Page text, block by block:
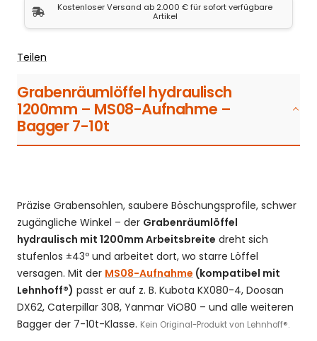
Kostenloser Versand ab 2.000 € für sofort verfügbare
Artikel
Teilen
Grabenräumlöffel hydraulisch
1200mm – MS08-Aufnahme –
Bagger 7-10t
Präzise Grabensohlen, saubere Böschungsprofile, schwer
zugängliche Winkel – der Grabenräumlöffel
hydraulisch mit 1200mm Arbeitsbreite dreht sich
stufenlos ±43º und arbeitet dort, wo starre Löffel
versagen. Mit der MS08-Aufnahme (kompatibel mit
Lehnhoff®) passt er auf z. B. Kubota KX080-4, Doosan
DX62, Caterpillar 308, Yanmar ViO80 – und alle weiteren
Bagger der 7-10t-Klasse. Kein Original-Produkt von Lehnhoff®.